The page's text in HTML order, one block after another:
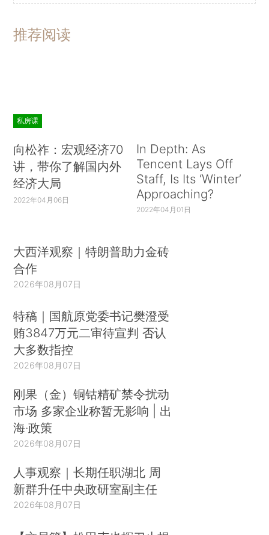
推荐阅读
私房课
向松祚：宏观经济70
讲，带你了解国内外
经济大局
2022年04月06日
In Depth: As
Tencent Lays Off
Staff, Is Its ‘Winter’
Approaching?
2022年04月01日
大西洋观察｜特朗普助力金砖
合作
2026年08月07日
特稿｜国航原党委书记樊澄受
贿3847万元二审待宣判 否认
大多数指控
2026年08月07日
刚果（金）铜钴精矿禁令扰动
市场 多家企业称暂无影响 | 出
海·政策
2026年08月07日
人事观察｜长期任职湖北 周
新群升任中央政研室副主任
2026年08月07日